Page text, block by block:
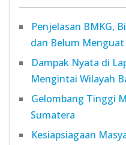
Penjelasan BMKG,
dan Belum Menguat
Dampak Nyata di
Mengintai Wilayah
Gelombang Tinggi
Sumatera
Kesiapsiagaan